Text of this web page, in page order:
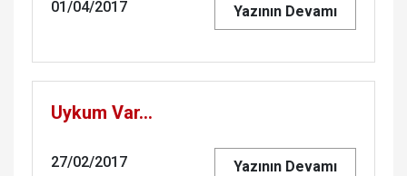
01/04/2017 Yazının Devamı
Uykum Var…
27/02/2017 Yazının Devamı